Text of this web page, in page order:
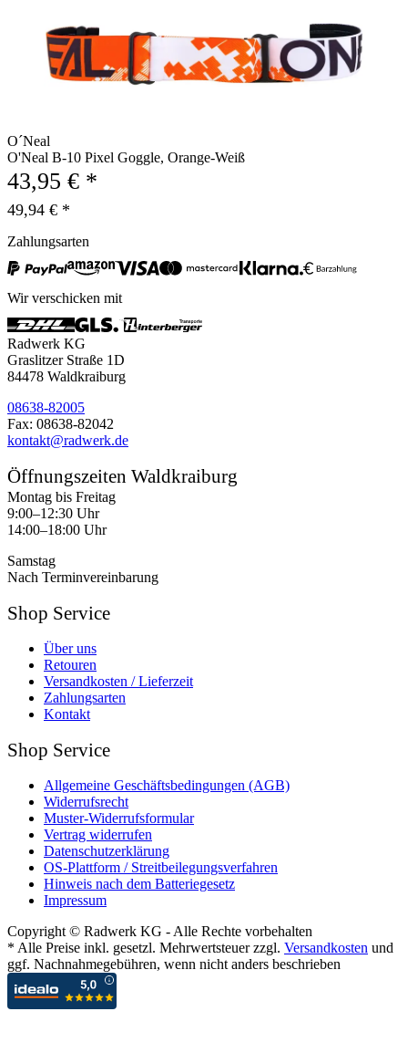
O´Neal
O'Neal B-10 Pixel Goggle, Orange-Weiß
43,95 € *
49,94 € *
Zahlungsarten
Wir verschicken mit
Radwerk KG
Graslitzer Straße 1D
84478 Waldkraiburg
08638-82005
Fax: 08638-82042
kontakt@radwerk.de
Öffnungszeiten Waldkraiburg
Montag bis Freitag
9:00–12:30 Uhr
14:00–18:00 Uhr
Samstag
Nach Terminvereinbarung
Shop Service
Über uns
Retouren
Versandkosten / Lieferzeit
Zahlungsarten
Kontakt
Shop Service
Allgemeine Geschäftsbedingungen (AGB)
Widerrufsrecht
Muster-Widerrufsformular
Vertrag widerrufen
Datenschutzerklärung
OS-Plattform / Streitbeilegungsverfahren
Hinweis nach dem Batteriegesetz
Impressum
Copyright © Radwerk KG - Alle Rechte vorbehalten
* Alle Preise inkl. gesetzl. Mehrwertsteuer zzgl. Versandkosten und
ggf. Nachnahmegebühren, wenn nicht anders beschrieben